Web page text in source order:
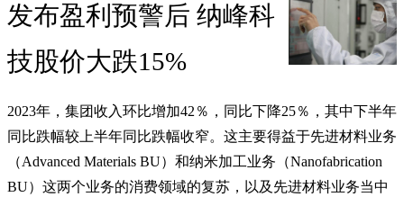
发布盈利预警后 纳峰科
技股价大跌15%
2023年，集团收入环比增加42％，同比下降25％，其中下半年
同比跌幅较上半年同比跌幅收窄。这主要得益于先进材料业务
（Advanced Materials BU）和纳米加工业务（Nanofabrication
BU）这两个业务的消费领域的复苏，以及先进材料业务当中